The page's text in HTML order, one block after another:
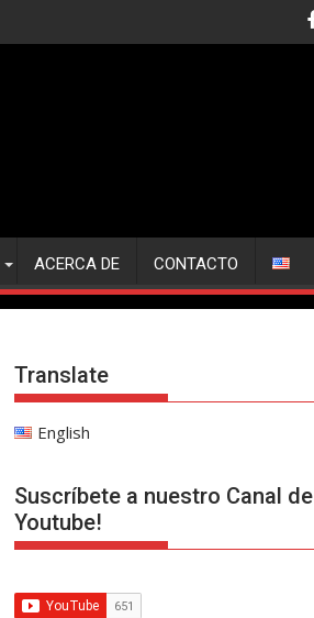
ACERCA DE CONTACTO
Translate
English
Suscríbete a nuestro Canal de
Youtube!